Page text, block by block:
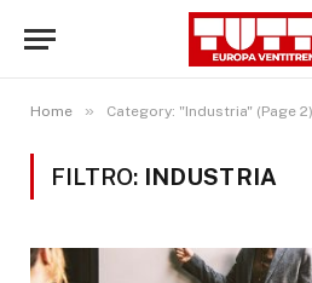
Home » Category: "Industria" (Page 2)
FILTRO: INDUSTRIA